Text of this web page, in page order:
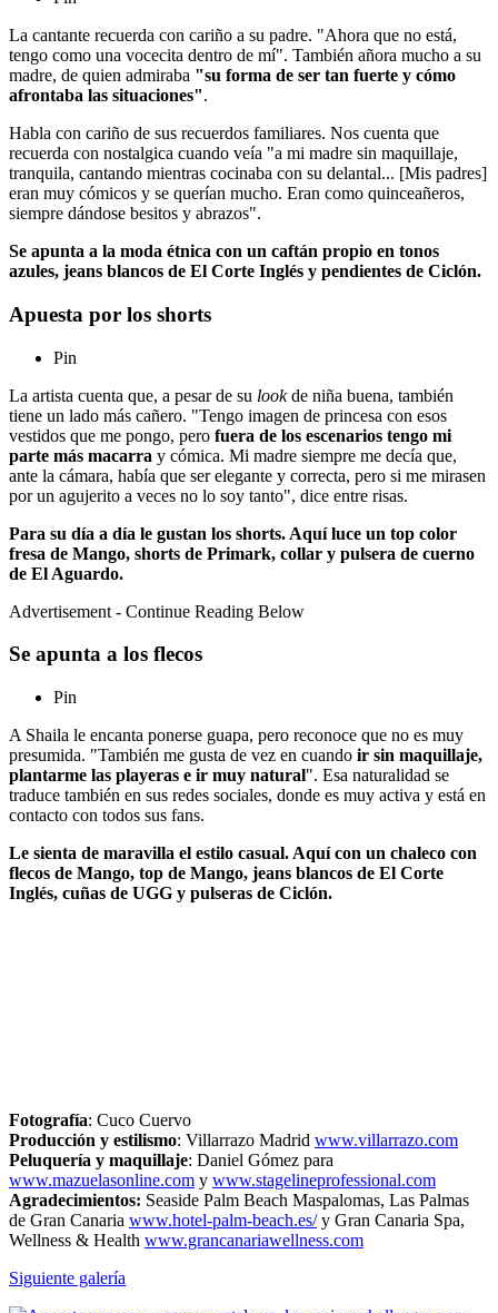
La cantante recuerda con cariño a su padre. "Ahora que no está,
tengo como una vocecita dentro de mí". También añora mucho a su
madre, de quien admiraba "su forma de ser tan fuerte y cómo
afrontaba las situaciones".
Habla con cariño de sus recuerdos familiares. Nos cuenta que
recuerda con nostalgica cuando veía "a mi madre sin maquillaje,
tranquila, cantando mientras cocinaba con su delantal... [Mis padres]
eran muy cómicos y se querían mucho. Eran como quinceañeros,
siempre dándose besitos y abrazos".
Se apunta a la moda étnica con un caftán propio en tonos
azules, jeans blancos de El Corte Inglés y pendientes de Ciclón.
Apuesta por los shorts
Pin
La artista cuenta que, a pesar de su lookde niña buena, también
tiene un lado más cañero. "Tengo imagen de princesa con esos
vestidos que me pongo, pero fuera de los escenarios tengo mi
parte más macarra y cómica. Mi madre siempre me decía que,
ante la cámara, había que ser elegante y correcta, pero si me mirasen
por un agujerito a veces no lo soy tanto", dice entre risas.
Para su día a día le gustan los shorts. Aquí luce un top color
fresa de Mango, shorts de Primark, collar y pulsera de cuerno
de El Aguardo.
Advertisement - Continue Reading Below
Se apunta a los flecos
Pin
A Shaila le encanta ponerse guapa, pero reconoce que no es muy
presumida. "También me gusta de vez en cuando ir sin maquillaje,
plantarme las playeras e ir muy natural". Esa naturalidad se
traduce también en sus redes sociales, donde es muy activa y está en
contacto con todos sus fans.
Le sienta de maravilla el estilo casual. Aquí con un chaleco con
flecos de Mango, top de Mango, jeans blancos de El Corte
Inglés, cuñas de UGG y pulseras de Ciclón.
Fotografía: Cuco Cuervo
Producción y estilismo: Villarrazo Madrid www.villarrazo.com
Peluquería y maquillaje: Daniel Gómez para
www.mazuelasonline.com y www.stagelineprofessional.com
Agradecimientos: Seaside Palm Beach Maspalomas, Las Palmas
de Gran Canaria www.hotel-palm-beach.es/y Gran Canaria Spa,
Wellness & Health www.grancanariawellness.com
Siguiente galería